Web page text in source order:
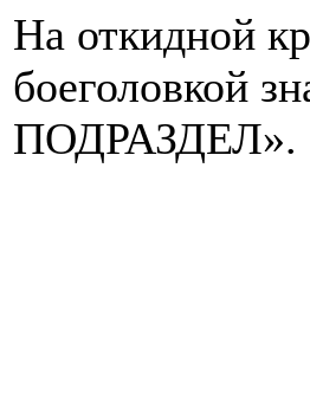
На откидной
боеголовкой
ПОДРАЗДЕЛ».